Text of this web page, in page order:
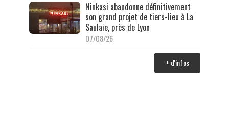
Ninkasi abandonne définitivement
son grand projet de tiers-lieu à La
Saulaie, près de Lyon
07/08/26
+ d'infos